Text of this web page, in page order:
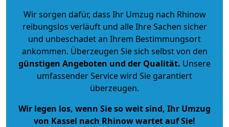
Wir sorgen dafür, dass Ihr Umzug nach Rhinow
reibungslos verläuft und alle Ihre Sachen sicher
und unbeschadet an Ihrem Bestimmungsort
ankommen. Überzeugen Sie sich selbst von den
günstigen Angeboten und der Qualität. Unsere
umfassender Service wird Sie garantiert
überzeugen.
Wir legen los, wenn Sie so weit sind, Ihr Umzug
von Kassel nach Rhinow wartet auf Sie!